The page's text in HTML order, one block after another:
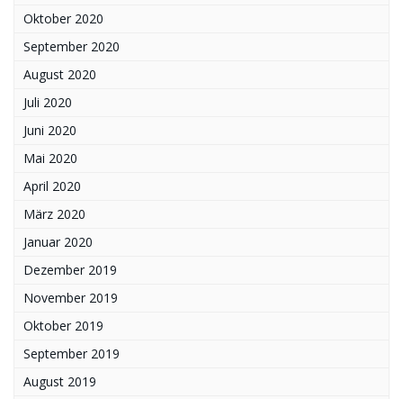
Oktober 2020
September 2020
August 2020
Juli 2020
Juni 2020
Mai 2020
April 2020
März 2020
Januar 2020
Dezember 2019
November 2019
Oktober 2019
September 2019
August 2019